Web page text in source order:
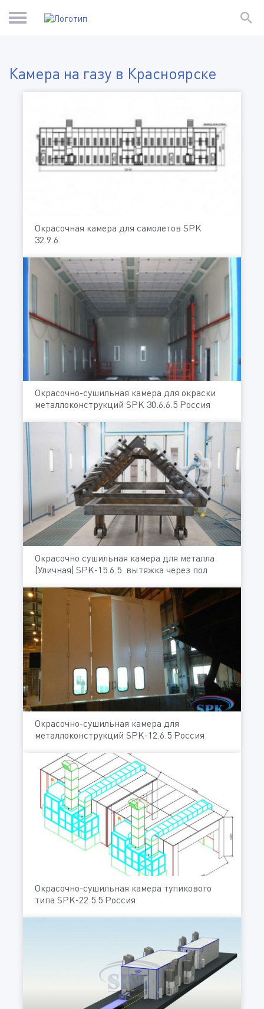
Камера на газу в Красноярске
Окрасочная камера для самолетов SPK
32.9.6.
Окрасочно-сушильная камера для окраски
металлоконструкций SPK 30.6.6.5 Россия
Окрасочно сушильная камера для металла
(Уличная) SPK-15.6.5. вытяжка через пол
Окрасочно-сушильная камера для
металлоконструкций SPK-12.6.5 Россия
Окрасочно-сушильная камера тупикового
типа SPK-22.5.5 Россия